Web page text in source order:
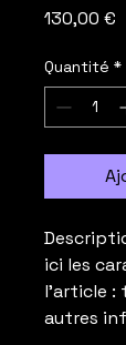
130,00 €
Quantité *
ici les
l'article :
autres